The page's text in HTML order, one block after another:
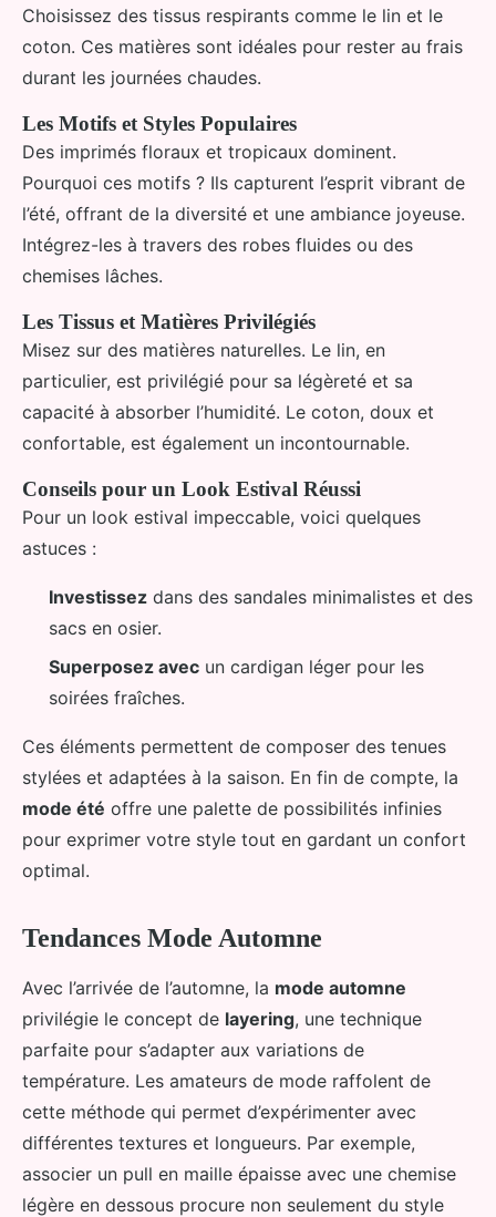
Choisissez des tissus respirants comme le lin et le
coton. Ces matières sont idéales pour rester au frais
durant les journées chaudes.
Les Motifs et Styles Populaires
Des imprimés floraux et tropicaux dominent.
Pourquoi ces motifs ? Ils capturent l’esprit vibrant de
l’été, offrant de la diversité et une ambiance joyeuse.
Intégrez-les à travers des robes fluides ou des
chemises lâches.
Les Tissus et Matières Privilégiés
Misez sur des matières naturelles. Le lin, en
particulier, est privilégié pour sa légèreté et sa
capacité à absorber l’humidité. Le coton, doux et
confortable, est également un incontournable.
Conseils pour un Look Estival Réussi
Pour un look estival impeccable, voici quelques
astuces :
Investissez dans des sandales minimalistes et des
sacs en osier.
Superposez avec un cardigan léger pour les
soirées fraîches.
Ces éléments permettent de composer des tenues
stylées et adaptées à la saison. En fin de compte, la
mode été offre une palette de possibilités infinies
pour exprimer votre style tout en gardant un confort
optimal.
Tendances Mode Automne
Avec l’arrivée de l’automne, la mode automne
privilégie le concept de layering, une technique
parfaite pour s’adapter aux variations de
température. Les amateurs de mode raffolent de
cette méthode qui permet d’expérimenter avec
différentes textures et longueurs. Par exemple,
associer un pull en maille épaisse avec une chemise
légère en dessous procure non seulement du style